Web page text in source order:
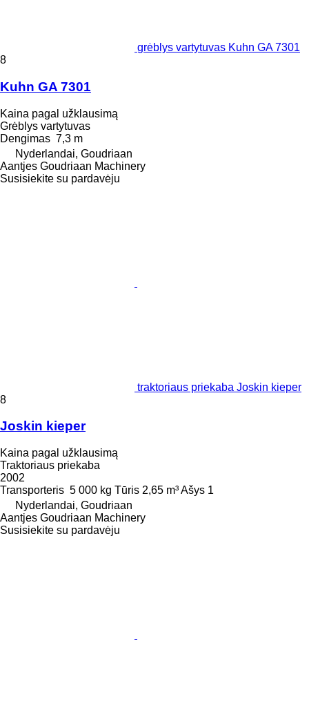
grėblys vartytuvas Kuhn GA 7301
8
Kuhn GA 7301
Kaina pagal užklausimą
Grėblys vartytuvas
Dengimas 7,3 m
Nyderlandai, Goudriaan
Aantjes Goudriaan Machinery
Susisiekite su pardavėju
traktoriaus priekaba Joskin kieper
8
Joskin kieper
Kaina pagal užklausimą
Traktoriaus priekaba
2002
Transporteris 5 000 kg Tūris 2,65 m³Ašys 1
Nyderlandai, Goudriaan
Aantjes Goudriaan Machinery
Susisiekite su pardavėju